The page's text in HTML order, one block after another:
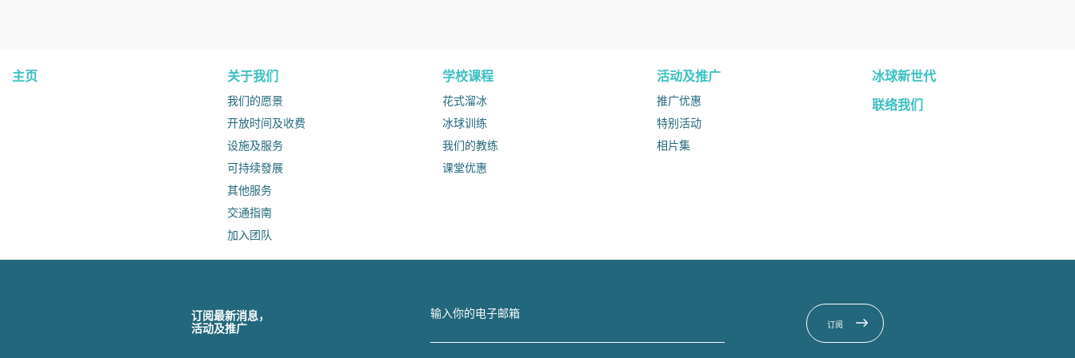
主页 关于我们
我们的愿景
开放时间及收费
设施及服务
可持续發展
其他服务
交通指南
加入团队
学校课程
花式溜冰
冰球训练
我们的教练
课堂优惠
活动及推广
推广优惠
特别活动
相片集
冰球新世代
联络我们
订阅最新消息，
活动及推广